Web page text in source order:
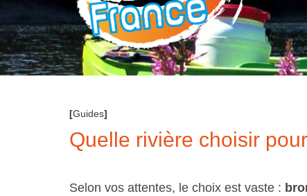
[Guides]
Quelle rivière choisir
Selon vos attentes, le choix est vaste :